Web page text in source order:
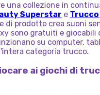
una collezione in
Superstar e Trucco
di prodotto crea suoni
sono gratuiti e
su computer,
categoria trucco.
ai giochi di